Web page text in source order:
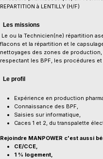
REPARTITION à LENTILLY (H/F)
Les missions
Le ou la Technicien(ne) répartition
flacons et la répartition et le
nettoyages des zones de
respectant les BPF, les procédures
Le profil
Expérience en production
Connaissance des BPF,
Saisies sur informatique,
Caces 1 et 2, du transpalette
Rejoindre MANPOWER c'est aussi
CE/CCE,
1 % logement,